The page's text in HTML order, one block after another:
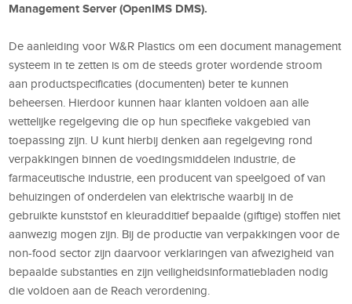
Management Server (OpenIMS DMS).
De aanleiding voor W&R Plastics om een document management
systeem in te zetten is om de steeds groter wordende stroom
aan productspecificaties (documenten) beter te kunnen
beheersen. Hierdoor kunnen haar klanten voldoen aan alle
wettelijke regelgeving die op hun specifieke vakgebied van
toepassing zijn. U kunt hierbij denken aan regelgeving rond
verpakkingen binnen de voedingsmiddelen industrie, de
farmaceutische industrie, een producent van speelgoed of van
behuizingen of onderdelen van elektrische waarbij in de
gebruikte kunststof en kleuradditief bepaalde (giftige) stoffen niet
aanwezig mogen zijn. Bij de productie van verpakkingen voor de
non-food sector zijn daarvoor verklaringen van afwezigheid van
bepaalde substanties en zijn veiligheidsinformatiebladen nodig
die voldoen aan de Reach verordening.